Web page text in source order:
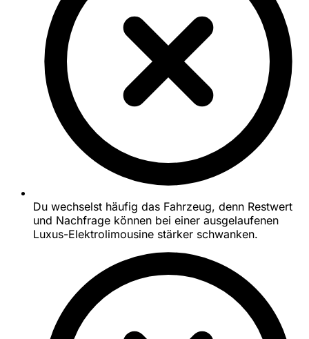
Du wechselst häufig das Fahrzeug, denn Restwert
und Nachfrage können bei einer ausgelaufenen
Luxus-Elektrolimousine stärker schwanken.